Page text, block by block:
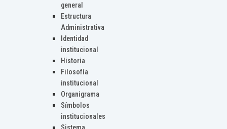
general
Estructura
Administrativa
Identidad
institucional
Historia
Filosofía
institucional
Organigrama
Símbolos
institucionales